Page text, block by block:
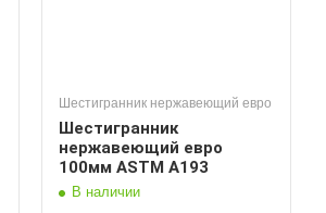
Шестигранник нержавеющий евро
Шестигранник
нержавеющий евро
100мм ASTM A193
В наличии